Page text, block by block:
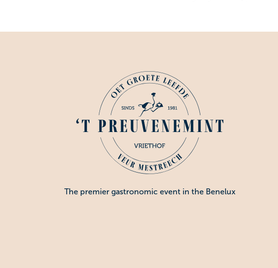
The premier gastronomic event in the Benelux